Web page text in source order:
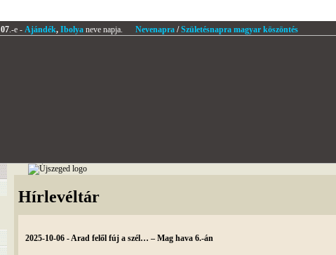
07.-e - Ajándék, Ibolyaneve napja. Nevenapra/Születésnapra magyar köszöntés
Hírlevéltár
2025-10-06 - Arad felől fúj a szél… – Mag hava 6.-án